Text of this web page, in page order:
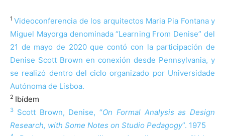
1Videoconferencia de los arquitectos Maria Pia Fontana y
Miguel Mayorga denominada “Learning From Denise” del
21 de mayo de 2020 que contó con la participación de
Denise Scott Brown en conexión desde Pennsylvania, y
se realizó dentro del ciclo organizado por Universidade
Autónoma de Lisboa.
2 Ibídem
3 Scott Brown, Denise, “On Formal Analysis as Design
Research, with Some Notes on Studio Pedagogy”. 1975